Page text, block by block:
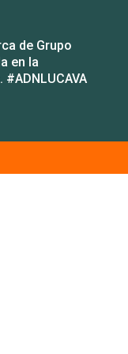
de Grupo
en la